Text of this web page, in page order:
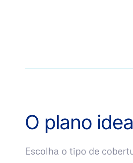
O plano
Escolha o tipo de